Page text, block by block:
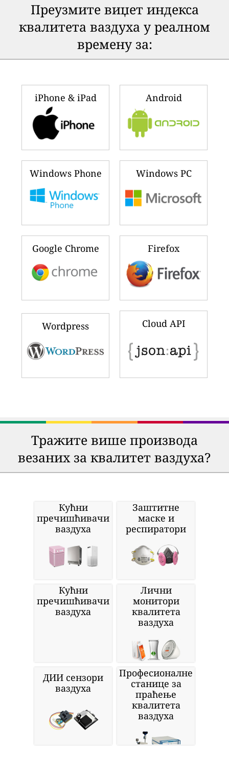
Преузмите виџет индекса
квалитета ваздуха у реалном
времену за:
iPhone & iPad Android
Windows Phone Windows PC
Google Chrome Firefox
Wordpress Cloud API
Тражите више производа
везаних за квалитет ваздуха?
Кућни
пречишћивачи
ваздуха
Заштитне
маске и
респиратори
Кућни
пречишћивачи
ваздуха
Лични
монитори
квалитета
ваздуха
ДИИ сензори
ваздуха
Професионалне
станице за
праћење
квалитета
ваздуха